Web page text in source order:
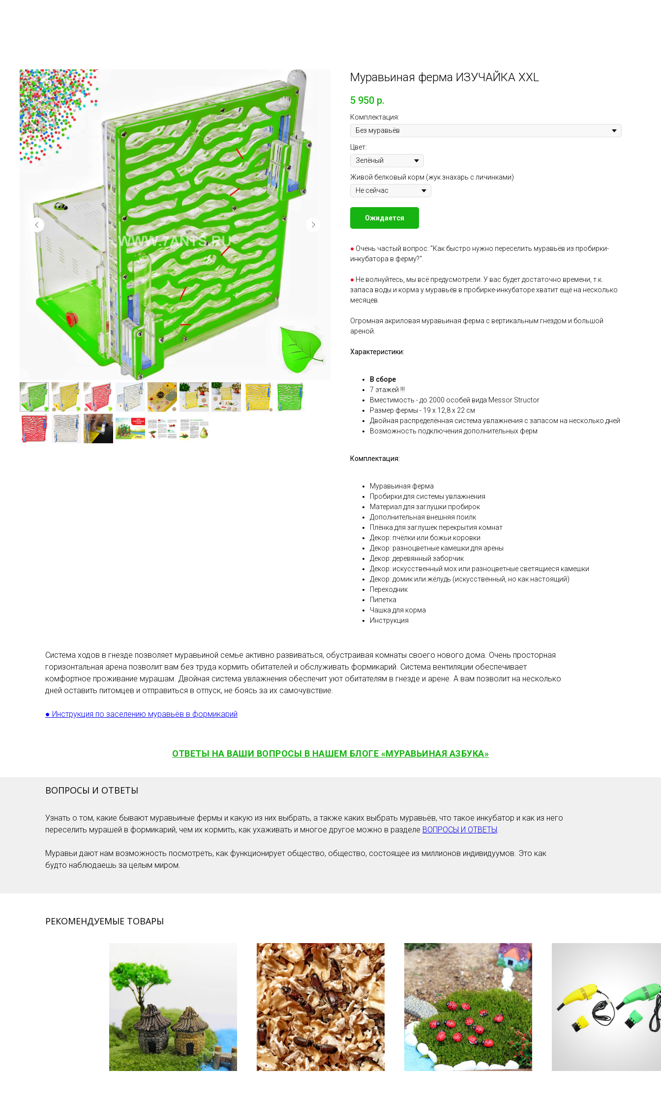
Муравьиная ферма ИЗУЧАЙКА XXL
5 950 р.
Комплектация:
Цвет:
Живой белковый корм (жук знахарь с личинками)
Ожидается
● Очень частый вопрос: "Как быстро нужно переселить муравьёв из пробирки-
инкубатора в ферму?".
● Не волнуйтесь, мы всё предусмотрели. У вас будет достаточно времени, т.к.
запаса воды и корма у муравьёв в пробирке-инкубаторе хватит ещё на несколько
месяцев.
Огромная акриловая муравьиная ферма с вертикальным гнездом и большой
ареной.
Характеристики:
В сборе
7 этажей !!!
Вместимость - до 2000 особей вида Messor Structor
Размер фермы - 19 x 12,8 x 22 см
Двойная распределённая система увлажнения с запасом на несколько дней
Возможность подключения дополнительных ферм
Комплектация:
Муравьиная ферма
Пробирки для системы увлажнения
Материал для заглушки пробирок
Дополнительная внешняя поилк
Плёнка для заглушек перекрытия комнат
Декор: пчёлки или божьи коровки
Декор: разноцветные камешки для арены
Декор: деревянный заборчик
Декор: искусственный мох или разноцветные светящиеся камешки
Декор: домик или жёлудь (искусственный, но как настоящий)
Переходник
Пипетка
Чашка для корма
Инструкция
Система ходов в гнезде позволяет муравьиной семье активно развиваться, обустраивая комнаты своего нового дома. Очень просторная
горизонтальная арена позволит вам без труда кормить обитателей и обслуживать формикарий. Система вентиляции обеспечивает
комфортное проживание мурашам. Двойная система увлажнения обеспечит уют обитателям в гнезде и арене. А вам позволит на несколько
дней оставить питомцев и отправиться в отпуск, не боясь за их самочувствие.
● Инструкция по заселению муравьёв в формикарий
ОТВЕТЫ НА ВАШИ ВОПРОСЫ В НАШЕМ БЛОГЕ «МУРАВЬИНАЯ АЗБУКА»
ВОПРОСЫ И ОТВЕТЫ
Узнать о том, какие бывают муравьиные фермы и какую из них выбрать, а также каких выбрать муравьёв, что такое инкубатор и как из него
переселить мурашей в формикарий, чем их кормить, как ухаживать и многое другое можно в разделе ВОПРОСЫ И ОТВЕТЫ.
Муравьи дают нам возможность посмотреть, как функционирует общество, общество, состоящее из миллионов индивидуумов. Это как
будто наблюдаешь за целым миром.
РЕКОМЕНДУЕМЫЕ ТОВАРЫ